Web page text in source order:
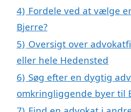
4) Fordele ved at vælge
Bjerre?
5) Oversigt over
eller hele Hedensted
6) Søg efter en dygtig
omkringliggende byer til